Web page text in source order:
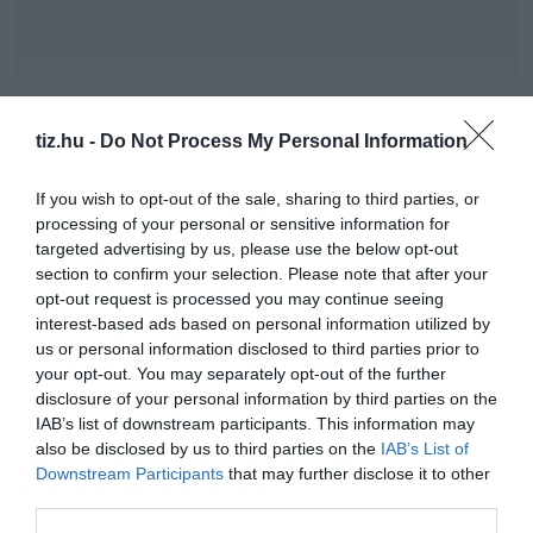
tiz.hu - Do Not Process My Personal Information
If you wish to opt-out of the sale, sharing to third parties, or
processing of your personal or sensitive information for
targeted advertising by us, please use the below opt-out
section to confirm your selection. Please note that after your
opt-out request is processed you may continue seeing
interest-based ads based on personal information utilized by
us or personal information disclosed to third parties prior to
your opt-out. You may separately opt-out of the further
disclosure of your personal information by third parties on the
IAB’s list of downstream participants. This information may
also be disclosed by us to third parties on the IAB’s List of
Downstream Participants that may further disclose it to other
Műveltségi kvíz: Az emberek azon feléhez tartozol,
Üresedés: 21. századi vagyonkezelési polihisztor
kerestetik!
Kvíz-mix: Megbirkózol ezekkel a kérdésekkel?
Pénteken kezdődik a 26. Gyulai Pálinkafesztivál